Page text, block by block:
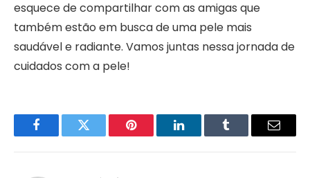
esquece de compartilhar com as amigas que
também estão em busca de uma pele mais
saudável e radiante. Vamos juntas nessa jornada de
cuidados com a pele!
FacebookTwitter Pinterest LinkedInTumblr Email